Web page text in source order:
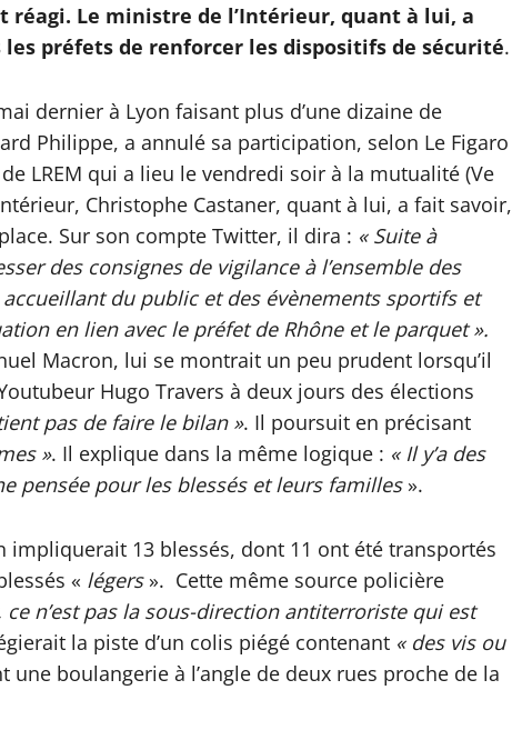
Le ministre de l’Intérieur, quant à lui, a
préfets de renforcer les dispositifs de sécurité.
dernier à Lyon faisant plus d’une dizaine de
Philippe, a annulé sa participation, selon Le Figaro
LREM qui a lieu le vendredi soir à la mutualité (Ve
Christophe Castaner, quant à lui, a fait savoir,
Sur son compte Twitter, il dira : « Suite à
des consignes de vigilance à l’ensemble des
du public et des évènements sportifs et
en lien avec le préfet de Rhône et le parquet ».
Macron, lui se montrait un peu prudent lorsqu’il
Hugo Travers à deux jours des élections
pas de faire le bilan ». Il poursuit en précisant
». Il explique dans la même logique : « Il y’a des
pensée pour les blessés et leurs familles».
impliquerait 13 blessés, dont 11 ont été transportés
« légers». Cette même source policière
n’est pas la sous-direction antiterroriste qui est
la piste d’un colis piégé contenant « des vis ou
boulangerie à l’angle de deux rues proche de la